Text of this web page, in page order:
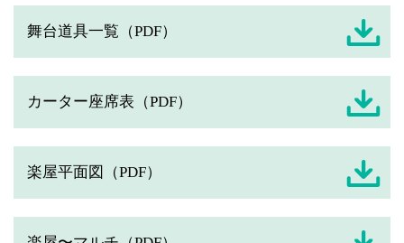
舞台道具一覧（PDF）
カーター座席表（PDF）
楽屋平面図（PDF）